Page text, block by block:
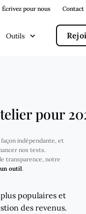
Écrivez pour nous Contact
Outils
pour
indépendante, et
nos tests.
transparence, notre
outil.
populaires et
des revenus.